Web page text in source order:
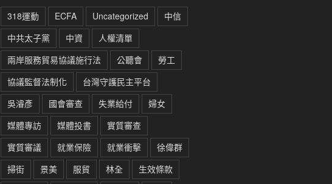
318運動 ECFA Uncategorized
中信
中共太子黨
中資
人權清單
兩岸服務貿易協議施行法
公聽會
勞工
協議監督法制化
台灣守護民主平台
吳濬彥
國會審查 失業給付
婦女
媒體專訪
媒體投書
實質審查
實質審議
就業保險 就業衝擊
徐偉群
掃街
景美 服貿 林全
生效條款